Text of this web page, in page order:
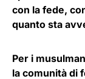
con la fede,
quanto sta
Per i
la comunità di